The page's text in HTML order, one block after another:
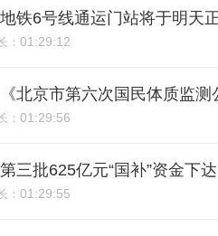
铁6号线通运门站将于明天
： 01:29:12
北京市第六次国民体质监测
： 01:29:56
三批625亿元“国补”资金下
： 01:29:55